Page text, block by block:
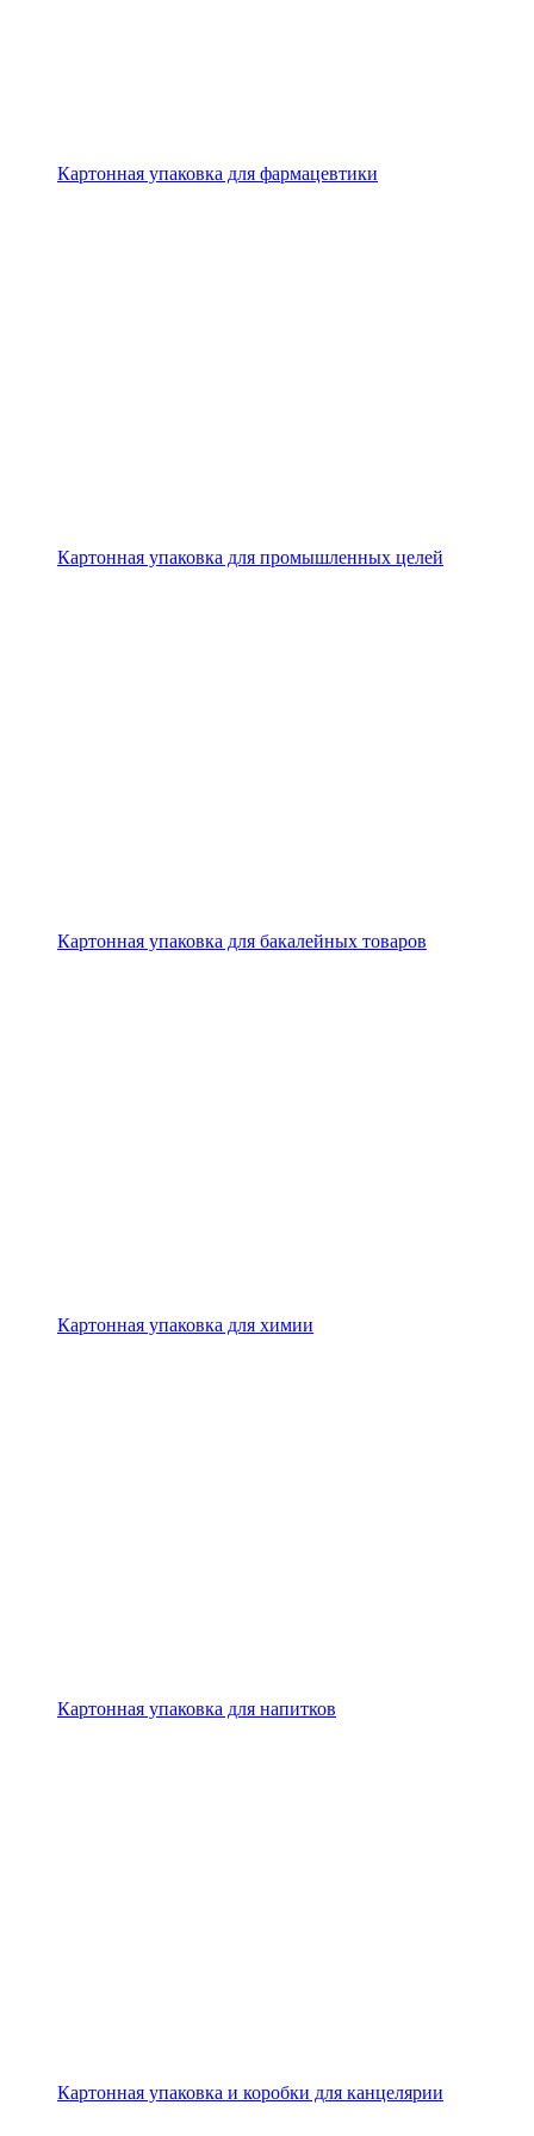
Картонная упаковка для фармацевтики
Картонная упаковка для промышленных целей
Картонная упаковка для бакалейных товаров
Картонная упаковка для химии
Картонная упаковка для напитков
Картонная упаковка и коробки для канцелярии